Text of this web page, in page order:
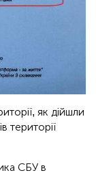
як дійшли
території
СБУ в